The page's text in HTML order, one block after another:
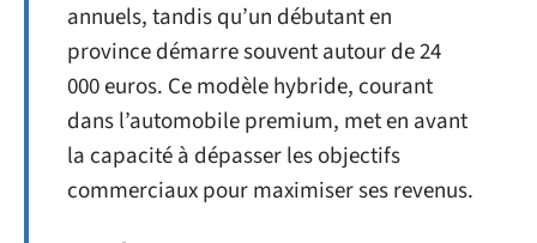
annuels, tandis qu’un débutant en
province démarre souvent autour de 24
000 euros. Ce modèle hybride, courant
dans l’automobile premium, met en avant
la capacité à dépasser les objectifs
commerciaux pour maximiser ses revenus.